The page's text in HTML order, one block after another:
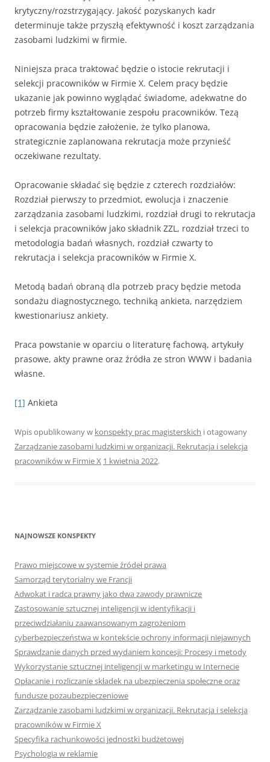
krytyczny/rozstrzygający. Jakość pozyskanych kadr
determinuje także przyszłą efektywność i koszt zarządzania
zasobami ludzkimi w firmie.
Niniejsza praca traktować będzie o istocie rekrutacji i
selekcji pracowników w Firmie X. Celem pracy będzie
ukazanie jak powinno wyglądać świadome, adekwatne do
potrzeb firmy kształtowanie zespołu pracowników. Tezą
opracowania będzie założenie, że tylko planowa,
strategicznie zaplanowana rekrutacja może przynieść
oczekiwane rezultaty.
Opracowanie składać się będzie z czterech rozdziałów:
Rozdział pierwszy to przedmiot, ewolucja i znaczenie
zarządzania zasobami ludzkimi, rozdział drugi to rekrutacja
i selekcja pracowników jako składnik ZZL, rozdział trzeci to
metodologia badań własnych, rozdział czwarty to
rekrutacja i selekcja pracowników w Firmie X.
Metodą badań obraną dla potrzeb pracy będzie metoda
sondażu diagnostycznego, techniką ankieta, narzędziem
kwestionariusz ankiety.
Praca powstanie w oparciu o literaturę fachową, artykuły
prasowe, akty prawne oraz źródła ze stron WWW i badania
własne.
[1] Ankieta
Wpis opublikowany w konspekty prac magisterskich i otagowany
Zarządzanie zasobami ludzkimi w organizacji. Rekrutacja i selekcja
pracowników w Firmie X 1 kwietnia 2022.
NAJNOWSZE KONSPEKTY
Prawo miejscowe w systemie źródeł prawa
Samorząd terytorialny we Francji
Adwokat i radca prawny jako dwa zawody prawnicze
Zastosowanie sztucznej inteligencji w identyfikacji i
przeciwdziałaniu zaawansowanym zagrożeniom
cyberbezpieczeństwa w kontekście ochrony informacji niejawnych
Sprawdzanie danych przed wydaniem koncesji: Procesy i metody
Wykorzystanie sztucznej inteligencji w marketingu w Internecie
Opłacanie i rozliczanie składek na ubezpieczenia społeczne oraz
fundusze pozaubezpieczeniowe
Zarządzanie zasobami ludzkimi w organizacji. Rekrutacja i selekcja
pracowników w Firmie X
Specyfika rachunkowości jednostki budżetowej
Psychologia w reklamie